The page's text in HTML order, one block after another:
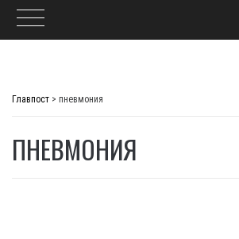
Главпост > пневмония
ПНЕВМОНИЯ